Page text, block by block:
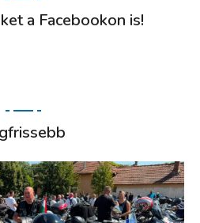
a Facebookon is!